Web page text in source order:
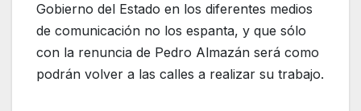
Gobierno del Estado en los diferentes medios
de comunicación no los espanta, y que sólo
con la renuncia de Pedro Almazán será como
podrán volver a las calles a realizar su trabajo.